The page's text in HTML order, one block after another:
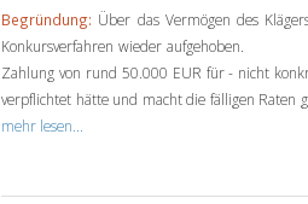
Begründung: Über das Vermögen des
Konkursverfahren wieder aufgehoben.
Zahlung von rund 50.000 EUR für - nicht
verpflichtet hätte und macht die fälligen
mehr lesen...